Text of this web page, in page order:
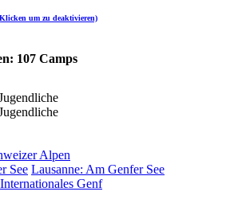
um zu deaktivieren)
107 Camps
Alpen
See Lausanne: Am Genfer See
Internationales Genf